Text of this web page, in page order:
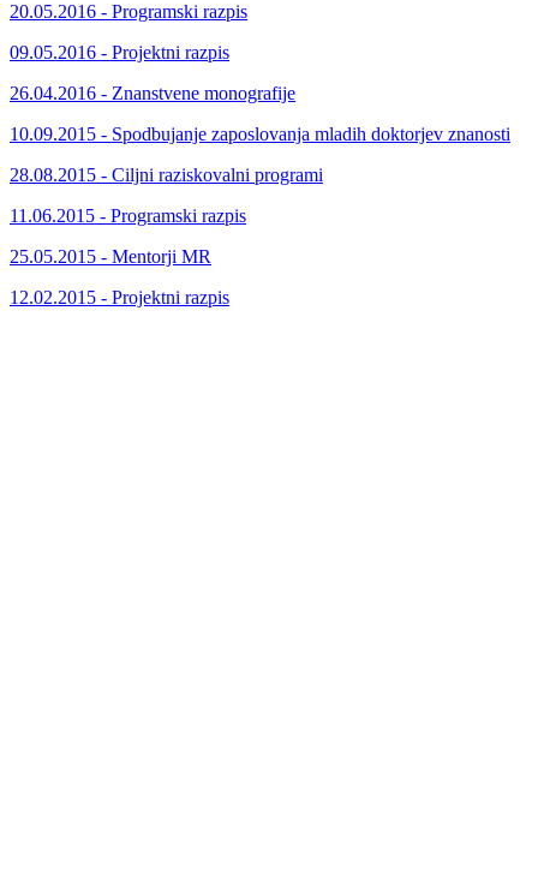
20.05.2016 - Programski razpis
09.05.2016 - Projektni razpis
26.04.2016 - Znanstvene monografije
10.09.2015 - Spodbujanje zaposlovanja mladih doktorjev znanosti
28.08.2015 - Ciljni raziskovalni programi
11.06.2015 - Programski razpis
25.05.2015 - Mentorji MR
12.02.2015 - Projektni razpis